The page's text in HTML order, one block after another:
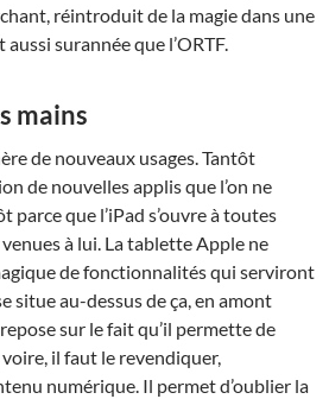
réintroduit de la magie dans une
surannée que l’ORTF.
mains
de nouveaux usages. Tantôt
de nouvelles applis que l’on ne
parce que l’iPad s’ouvre à toutes
à lui. La tablette Apple ne
de fonctionnalités qui serviront
situe au-dessus de ça, en amont
sur le fait qu’il permette de
il faut le revendiquer,
numérique. Il permet d’oublier la